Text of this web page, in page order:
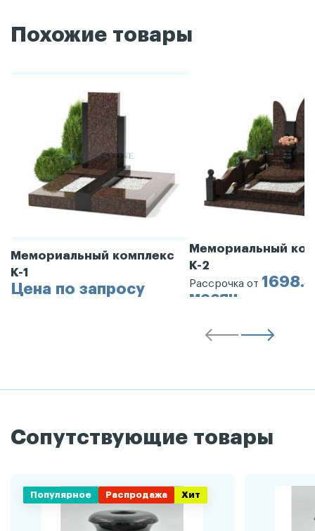
Похожие товары
Мемориальный комплекс
К-1
Цена по запросу
Мемориальный
К-2
Рассрочка от
месяц
Сопутствующие товары
Популярное Распродажа Хит